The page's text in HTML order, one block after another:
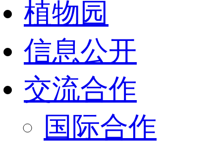
植物园
信息公开
交流合作
国际合作